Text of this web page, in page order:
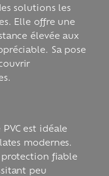
solutions les
Elle offre une
élevée aux
Sa pose
est idéale
modernes.
protection fiable
peu